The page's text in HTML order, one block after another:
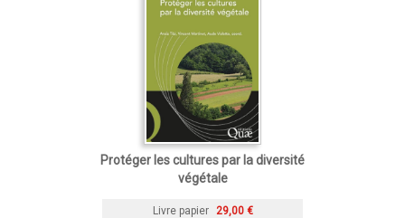
Protéger les cultures par la diversité
végétale
Livre papier 29,00 €